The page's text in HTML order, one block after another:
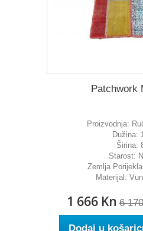
Patchwork
Proizvodnja:
Dužina:
Širina:
Starost:
Zemlja
Materijal:
1 666 Kn 6
Dodaj u